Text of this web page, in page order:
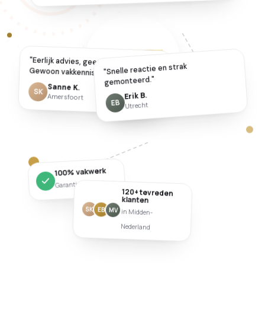
"Eerlijk advies, geen pushy verkoop.
Gewoon vakkennis."
SK Sanne K.
Amersfoort
"Snelle reactie en strak
gemonteerd."
EB
Erik B.
Utrecht
100% vakwerk
Garantie op montage
SK EB MV
120+ tevreden
klanten
in Midden-
Nederland